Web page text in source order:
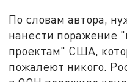
По словам автора,
нанести поражение
проектам" США,
пожалеют никого.